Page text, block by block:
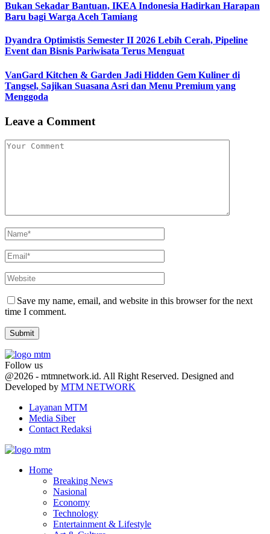
Bukan Sekadar Bantuan, IKEA Indonesia Hadirkan Harapan
Baru bagi Warga Aceh Tamiang
Dyandra Optimistis Semester II 2026 Lebih Cerah, Pipeline
Event dan Bisnis Pariwisata Terus Menguat
VanGard Kitchen & Garden Jadi Hidden Gem Kuliner di
Tangsel, Sajikan Suasana Asri dan Menu Premium yang
Menggoda
Leave a Comment
Save my name, email, and website in this browser for the next
time I comment.
Follow us
Facebook
Twitter
Youtube
@2026 - mtmnetwork.id. All Right Reserved. Designed and
Developed by MTM NETWORK
Layanan MTM
Media Siber
Contact Redaksi
Home
Breaking News
Nasional
Economy
Technology
Entertainment & Lifestyle